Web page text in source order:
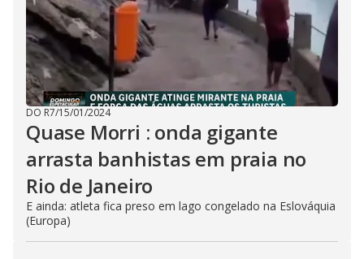
DO R7/15/01/2024
Quase Morri : onda gigante
arrasta banhistas em praia no
Rio de Janeiro
E ainda: atleta fica preso em lago congelado na Eslováquia
(Europa)